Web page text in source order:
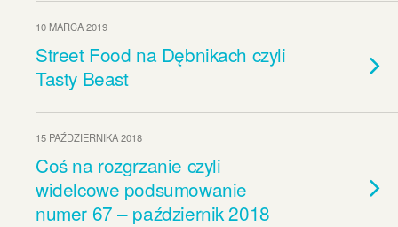
10 MARCA 2019
Street Food na Dębnikach czyli
Tasty Beast
15 PAŹDZIERNIKA 2018
Coś na rozgrzanie czyli
widelcowe podsumowanie
numer 67 – październik 2018